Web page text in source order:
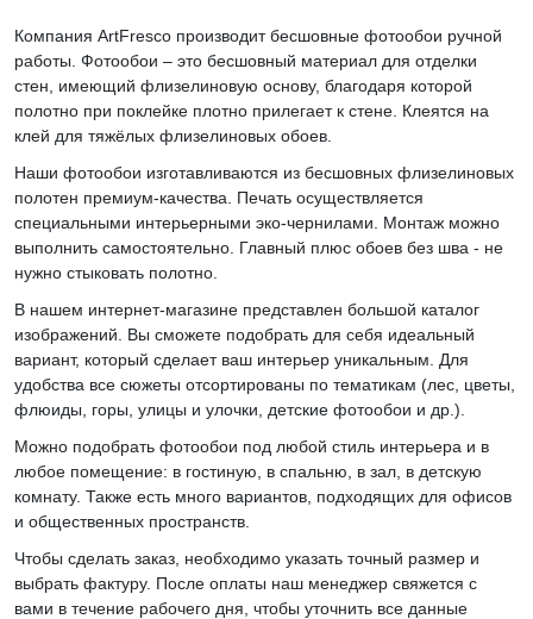
Компания ArtFresco производит бесшовные фотообои ручной
работы. Фотообои – это бесшовный материал для отделки
стен, имеющий флизелиновую основу, благодаря которой
полотно при поклейке плотно прилегает к стене. Клеятся на
клей для тяжёлых флизелиновых обоев.
Наши фотообои изготавливаются из бесшовных флизелиновых
полотен премиум-качества. Печать осуществляется
специальными интерьерными эко-чернилами. Монтаж можно
выполнить самостоятельно. Главный плюс обоев без шва - не
нужно стыковать полотно.
В нашем интернет-магазине представлен большой каталог
изображений. Вы сможете подобрать для себя идеальный
вариант, который сделает ваш интерьер уникальным. Для
удобства все сюжеты отсортированы по тематикам (лес, цветы,
флюиды, горы, улицы и улочки, детские фотообои и др.).
Можно подобрать фотообои под любой стиль интерьера и в
любое помещение: в гостиную, в спальню, в зал, в детскую
комнату. Также есть много вариантов, подходящих для офисов
и общественных пространств.
Чтобы сделать заказ, необходимо указать точный размер и
выбрать фактуру. После оплаты наш менеджер свяжется с
вами в течение рабочего дня, чтобы уточнить все данные